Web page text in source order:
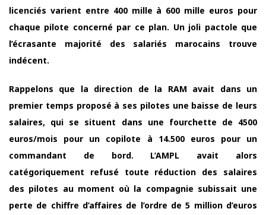
licenciés varient entre 400 mille à 600 mille euros pour
chaque pilote concerné par ce plan. Un joli pactole que
l’écrasante majorité des salariés marocains trouve
indécent.
Rappelons que la direction de la RAM avait dans un
premier temps proposé à ses pilotes une baisse de leurs
salaires, qui se situent dans une fourchette de 4500
euros/mois pour un copilote à 14.500 euros pour un
commandant de bord. L’AMPL avait alors
catégoriquement refusé toute réduction des salaires
des pilotes au moment où la compagnie subissait une
perte de chiffre d’affaires de l’ordre de 5 million d’euros